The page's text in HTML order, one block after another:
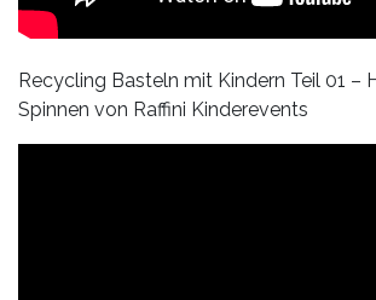
Recycling Basteln mit Kindern Teil 01 –
Spinnen von Raffini Kinderevents